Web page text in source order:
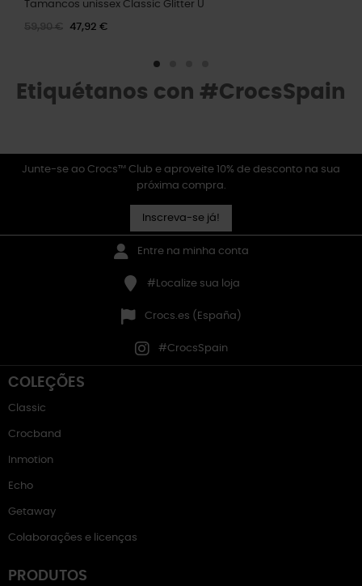
Tamancos unissex Classic Glitter U
59,90 € 47,92 €
Etiquétanos con #CrocsSpain
Junte-se ao Crocs™ Club e aproveite 10% de desconto na sua
próxima compra.
Inscreva-se já!
Entre na minha conta
#Localize sua loja
Crocs.es (España)
#CrocsSpain
COLEÇÕES
Classic
Crocband
Inmotion
Echo
Getaway
Colaborações e licenças
PRODUTOS